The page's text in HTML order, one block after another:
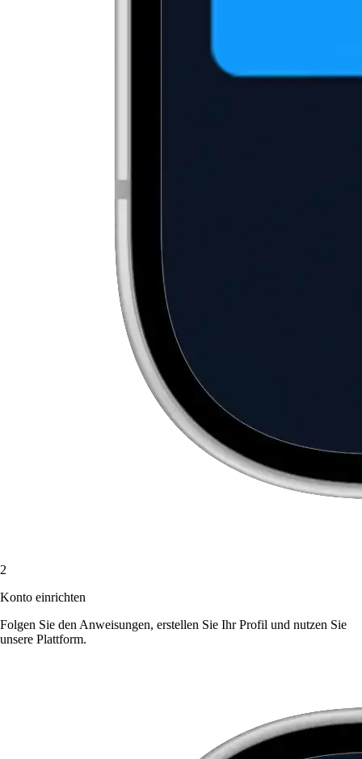
2
Konto einrichten
Folgen Sie den Anweisungen, erstellen Sie Ihr Profil und nutzen Sie
unsere Plattform.